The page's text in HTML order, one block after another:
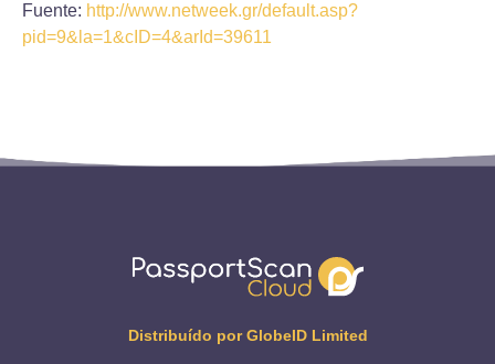
Fuente: http://www.netweek.gr/default.asp?
pid=9&la=1&cID=4&arId=39611
Distribuído por GlobeID Limited